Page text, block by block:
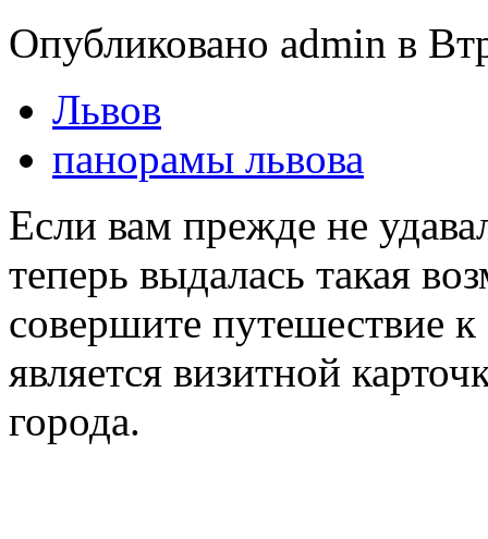
Опубликовано admin в
Львов
панорамы львова
Если вам прежде не
теперь выдалась такая
совершите путешествие
является визитной
города.